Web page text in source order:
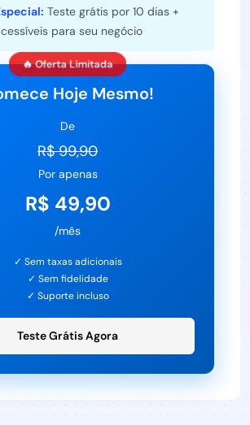
Teste grátis por 10 dias +
para seu negócio
Hoje Mesmo!
De
R$ 99,90
Por apenas
R$ 49,90
/mês
✓ Sem taxas adicionais
✓ Sem fidelidade
✓ Suporte incluso
Teste Grátis Agora
🔥 Oferta Limitada